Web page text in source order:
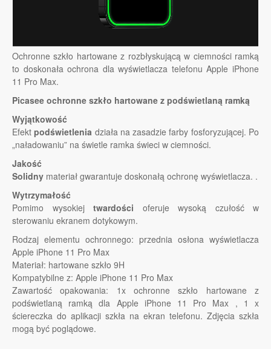
Ochronne szkło hartowane z rozbłyskującą w ciemności ramką
to doskonała ochrona dla wyświetlacza telefonu Apple iPhone
11 Pro Max.
Picasee ochronne szkło hartowane z podświetlaną ramką
Wyjątkowość
Efektpodświetlenia działa na zasadzie farby fosforyzującej. Po
„naładowaniu” na świetle ramka świeci w ciemności.
Jakość
Solidny materiał gwarantuje doskonałą ochronę wyświetlacza. .
Wytrzymałość
Pomimo wysokiej twardości oferuje wysoką czułość w
sterowaniu ekranem dotykowym.
Rodzaj elementu ochronnego: przednia osłona wyświetlacza
Apple iPhone 11 Pro Max
Materiał: hartowane szkło 9H
Kompatybilne z: Apple iPhone 11 Pro Max
Zawartość opakowania: 1x ochronne szkło hartowane z
podświetlaną ramką dla Apple iPhone 11 Pro Max , 1 x
ściereczka do aplikacji szkła na ekran telefonu. Zdjęcia szkła
mogą być poglądowe.